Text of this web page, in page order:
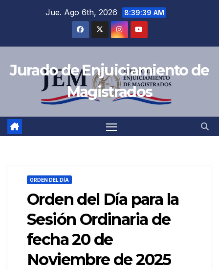
Jue. Ago 6th, 2026 8:39:40 AM
Jurado de Enjuiciamiento de
Magistrados
ORDEN DEL DÍA
Orden del Día para la
Sesión Ordinaria de
fecha 20 de
Noviembre de 2025